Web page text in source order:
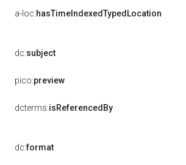
a-loc:hasTimeIndexedTypedLocation
dc:subject
pico:preview
dcterms:isReferencedBy
dc:format